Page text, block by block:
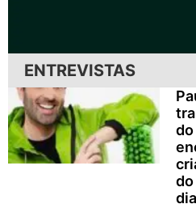
ENTREVISTAS
do